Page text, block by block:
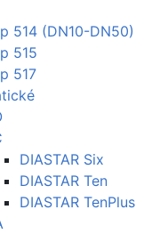
514 (DN10-DN50)
515
517
DIASTAR Six
DIASTAR Ten
DIASTAR TenPlus